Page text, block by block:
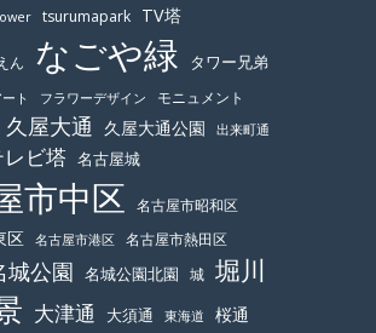
tsurumapark TV塔
ん なごや緑 タワー兄弟
ト フラワーデザイン
モニュメント
久屋大通 久屋大通公園 出来町通
ビ塔 名古屋城
市中区 名古屋市昭和区
区 名古屋市港区 名古屋市熱田区
城公園 名城公園北園 城 堀川
大津通 大須通 東海道 桜通